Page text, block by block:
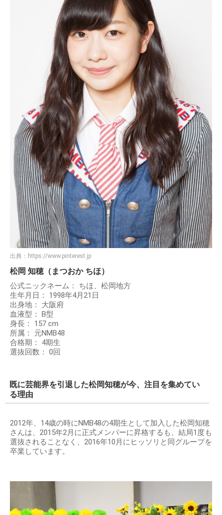
出典： https://www.pinterest.jp
松岡 知穂（まつおか ちほ）
公式ニックネーム： ちほ、松岡地方
生年月日： 1998年4月21日
出身地： 大阪府
血液型： B型
身長： 157 cm
所属： 元NMB48
合格期： 4期生
選抜回数： 0回
既に芸能界を引退した松岡知穂が今、注目を集めてい
る理由
2012年、14歳の時にNMB48の4期生として加入した松岡知穂
さんは、2015年2月に正式メンバーに昇格するも、結局1度も
選抜されることなく、2016年10月にヒッソリと同グループを
卒業しています。